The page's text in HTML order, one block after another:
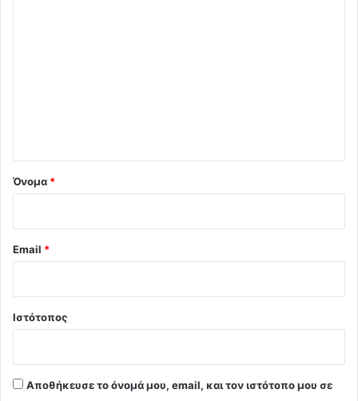
Όνομα *
Email *
Ιστότοπος
Αποθήκευσε το όνομά μου, email, και τον ιστότοπο μου σε